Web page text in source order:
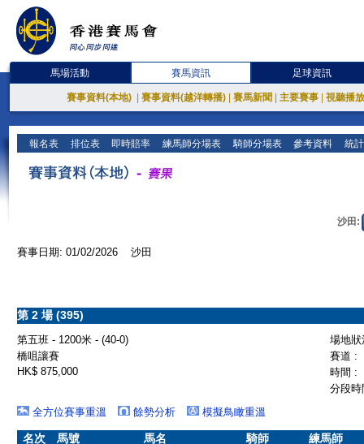
馬場活動 賽馬資訊 足球資訊
賽事資料(本地) 賽事資料(越洋轉播) 賽馬新聞 主要賽事 視聽播
報名表 排位表 即時賠率 練馬師分場表 騎師分場表 參考資料 統
沙田:
賽事日期: 01/02/2026 沙田
第 2 場 (395)
第五班 - 1200米 - (40-0)
場地
橋咀讓賽
賽道 :
HK$ 875,000
時間 :
分段
全方位賽事重溫
餘勢分析 模擬鳥瞰重溫
名次 馬號 馬名 騎師 練馬師